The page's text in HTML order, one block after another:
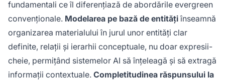
fundamentali ce îl diferențiază de abordările evergreen
convenționale. Modelarea pe bază de entitățiînseamnă
organizarea materialului în jurul unor entități clar
definite, relații și ierarhii conceptuale, nu doar expresii-
cheie, permițând sistemelor AI să înțeleagă și să extragă
informații contextuale. Completitudinea răspunsului la